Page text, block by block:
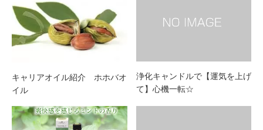
キャリアオイル紹介 ホホバオ
イル
浄化キャンドルで【運気を上げ
て】心機一転☆